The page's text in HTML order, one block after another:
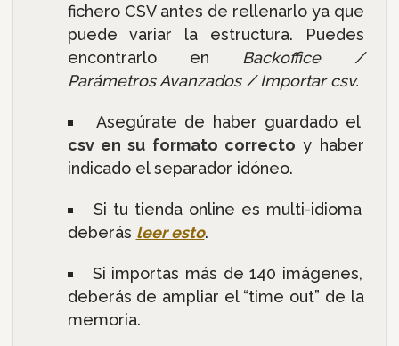
fichero CSV antes de rellenarlo ya que
puede variar la estructura. Puedes
encontrarlo en Backoffice /
Parámetros Avanzados / Importar csv.
Asegúrate de haber guardado el
csv en su formato correcto y haber
indicado el separador idóneo.
Si tu tienda online es multi-idioma
deberás leer esto.
Si importas más de 140 imágenes,
deberás de ampliar el “time out” de la
memoria.